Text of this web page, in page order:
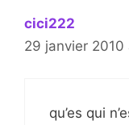
cici222
29 janvier 2010
qu’es qui